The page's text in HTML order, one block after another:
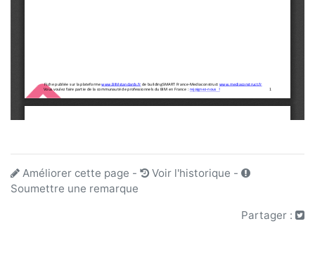
Améliorer cette page - Voir l'historique -
Soumettre une remarque
Partager :